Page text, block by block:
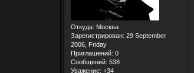
Откуда: Москва
Зарегистрирован: 29 September
2006, Friday
Приглашений: 0
Сообщений: 538
Уважение: +34